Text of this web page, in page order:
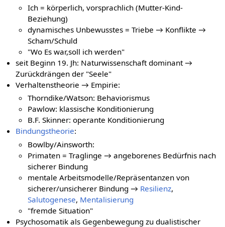
Ich = körperlich, vorsprachlich (Mutter-Kind-
Beziehung)
dynamisches Unbewusstes = Triebe → Konflikte →
Scham/Schuld
"Wo Es war,soll ich werden"
seit Beginn 19. Jh: Naturwissenschaft dominant →
Zurückdrängen der "Seele"
Verhaltenstheorie → Empirie:
Thorndike/Watson: Behaviorismus
Pawlow: klassische Konditionierung
B.F. Skinner: operante Konditionierung
Bindungstheorie:
Bowlby/Ainsworth:
Primaten = Traglinge → angeborenes Bedürfnis nach
sicherer Bindung
mentale Arbeitsmodelle/Repräsentanzen von
sicherer/unsicherer Bindung → Resilienz,
Salutogenese, Mentalisierung
"fremde Situation"
Psychosomatik als Gegenbewegung zu dualistischer